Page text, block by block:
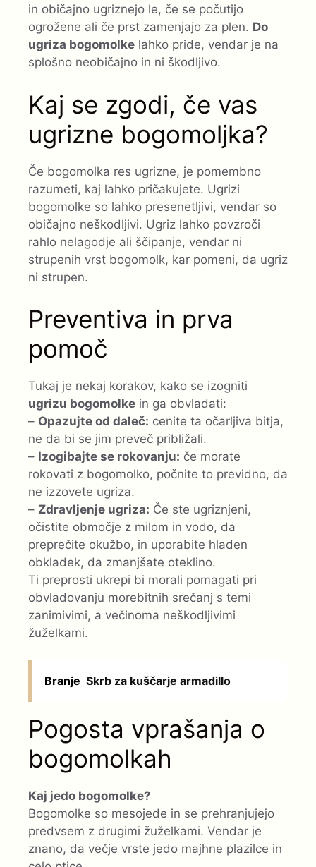
in običajno ugriznejo le, če se počutijo
ogrožene ali če prst zamenjajo za plen. Do
ugriza bogomolke lahko pride, vendar je na
splošno neobičajno in ni škodljivo.
Kaj se zgodi, če vas
ugrizne bogomoljka?
Če bogomolka res ugrizne, je pomembno
razumeti, kaj lahko pričakujete. Ugrizi
bogomolke so lahko presenetljivi, vendar so
običajno neškodljivi. Ugriz lahko povzroči
rahlo nelagodje ali ščipanje, vendar ni
strupenih vrst bogomolk, kar pomeni, da ugriz
ni strupen.
Preventiva in prva
pomoč
Tukaj je nekaj korakov, kako se izogniti
ugrizu bogomolke in ga obvladati:
– Opazujte od daleč: cenite ta očarljiva bitja,
ne da bi se jim preveč približali.
– Izogibajte se rokovanju: če morate
rokovati z bogomolko, počnite to previdno, da
ne izzovete ugriza.
– Zdravljenje ugriza: Če ste ugriznjeni,
očistite območje z milom in vodo, da
preprečite okužbo, in uporabite hladen
obkladek, da zmanjšate oteklino.
Ti preprosti ukrepi bi morali pomagati pri
obvladovanju morebitnih srečanj s temi
zanimivimi, a večinoma neškodljivimi
žuželkami.
Branje Skrb za kuščarje armadillo
Pogosta vprašanja o
bogomolkah
Kaj jedo bogomolke?
Bogomolke so mesojede in se prehranjujejo
predvsem z drugimi žuželkami. Vendar je
znano, da večje vrste jedo majhne plazilce in